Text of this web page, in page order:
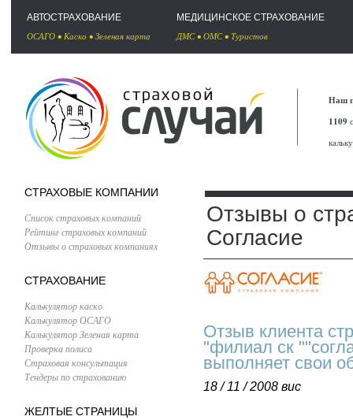
АВТОСТРАХОВАНИЕ
ОСАГО • Каско • Зеленая карта
МЕДИЦИНСКОЕ СТРАХОВАНИЕ
ДМС• ОМС• Туристов
Наш
1109
СТРАХОВЫЕ КОМПАНИИ
Список страховых компаний
Рейтинг страховых компаний
Отзывы о страховых компаниях
СТРАХОВАНИЕ
Калькулятор каско
Калькулятор ОСАГО
Калькулятор Зеленая карта
Проверка полиса
Страховая консультация
Тендеры по страхованию
ЖЕЛТЫЕ СТРАНИЦЫ
Отзывы о
Согласие
Отзыв клиента
"филиал ск
выполняет свои
18 / 11 / 2008 вис